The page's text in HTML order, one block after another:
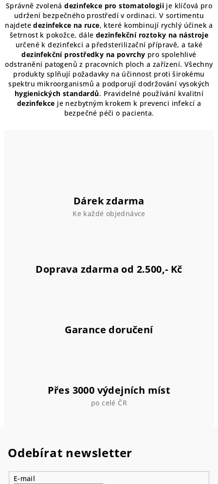
l
á
d
a
c
í
p
r
v
k
Správně zvolenádezinfekce pro stomatologii je klíčová pro
udržení bezpečného prostředí v ordinaci. V sortimentu
najdetedezinfekce na ruce, které kombinují rychlý účinek a
šetrnost k pokožce, dále dezinfekční roztoky na nástroje
určené k dezinfekci a předsterilizační přípravě, a také
dezinfekční prostředky na povrchy pro spolehlivé
odstranění patogenů z pracovních ploch a zařízení. Všechny
produkty splňují požadavky na účinnost proti širokému
spektru mikroorganismů a podporují dodržování vysokých
hygienických standardů. Pravidelné používání kvalitní
dezinfekce je nezbytným krokem k prevenci infekcí a
bezpečné péči o pacienta.
Dárek zdarma
Ke každé objednávce
Doprava zdarma od 2.500,- Kč
Garance doručení
Přes 3000 výdejních míst
po celé ČR
Odebírat newsletter
E-mail